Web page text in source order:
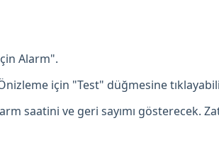
Alarm".
için "Test" düğmesine
saatini ve geri sayımı gösterecek.